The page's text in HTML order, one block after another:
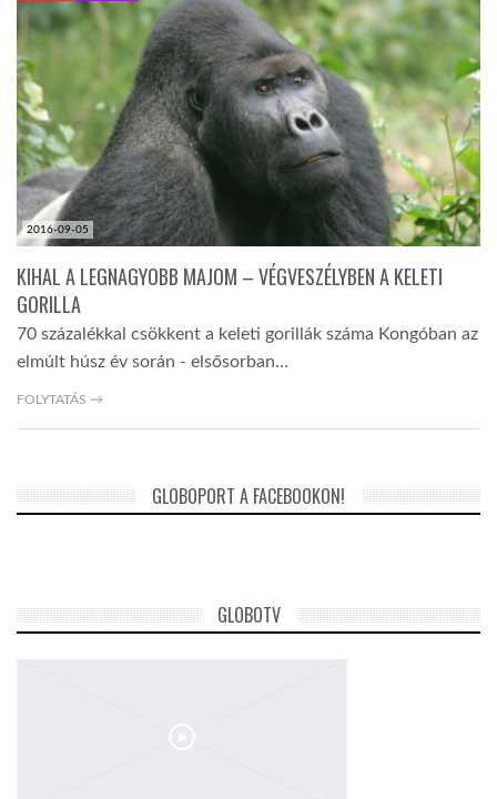
KÖZEL-KELET
AUSZTRÁLIA
A VILÁG ITTHON
GLOBOTV BP
GLOBOTV
2016-09-05
KIHAL A LEGNAGYOBB MAJOM – VÉGVESZÉLYBEN A KELETI
GORILLA
70 százalékkal csökkent a keleti gorillák száma Kongóban az
elmúlt húsz év során - elsősorban…
FOLYTATÁS →
GLOBOPORT A FACEBOOKON!
GLOBOTV